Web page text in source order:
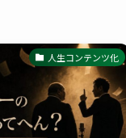
人生コンテンツ化